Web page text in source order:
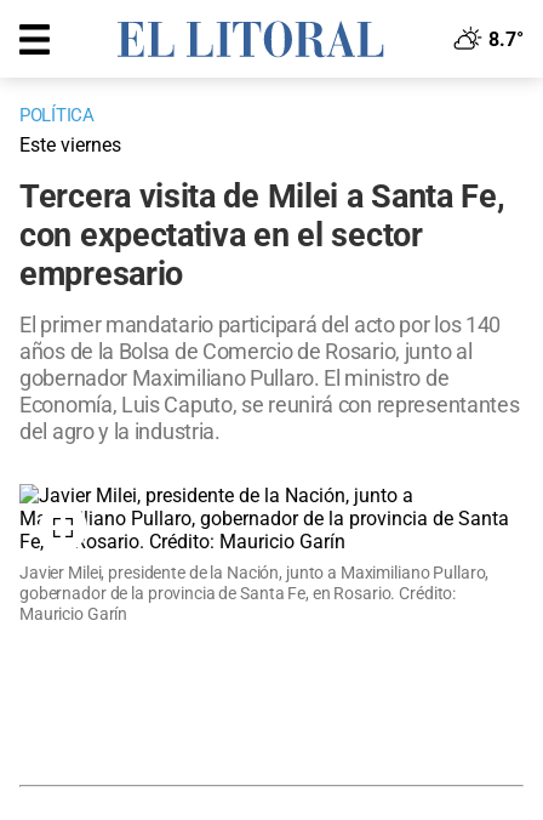
8.7°
POLÍTICA
Este viernes
Tercera visita de Milei a Santa Fe,
con expectativa en el sector
empresario
El primer mandatario participará del acto por los 140
años de la Bolsa de Comercio de Rosario, junto al
gobernador Maximiliano Pullaro. El ministro de
Economía, Luis Caputo, se reunirá con representantes
del agro y la industria.
Javier Milei, presidente de la Nación, junto a Maximiliano Pullaro,
gobernador de la provincia de Santa Fe, en Rosario. Crédito:
Mauricio Garín